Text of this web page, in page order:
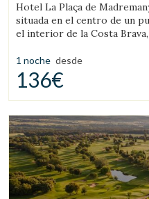
Hotel La Plaça de
situada en el centro de un
el interior de la Costa
1 noche desde
136€